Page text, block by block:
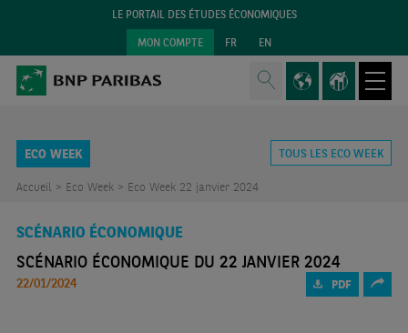
LE PORTAIL DES ÉTUDES ÉCONOMIQUES
MON COMPTE FR EN
ECO WEEK TOUS LES ECO WEEK
Accueil > Eco Week > Eco Week 22 janvier 2024
SCÉNARIO ÉCONOMIQUE
SCÉNARIO ÉCONOMIQUE DU 22 JANVIER 2024
22/01/2024 PDF